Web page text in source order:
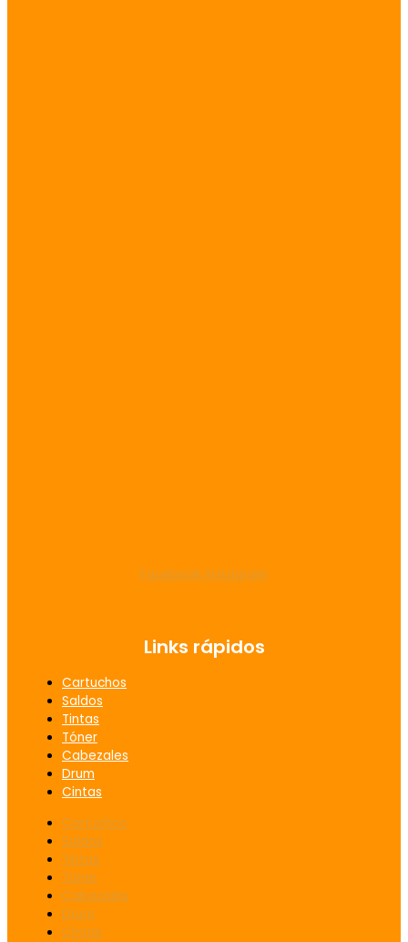
Facebook Instagram
Links rápidos
Cartuchos
Saldos
Tintas
Tóner
Cabezales
Drum
Cintas
Cartuchos
Saldos
Tintas
Tóner
Cabezales
Drum
Cintas